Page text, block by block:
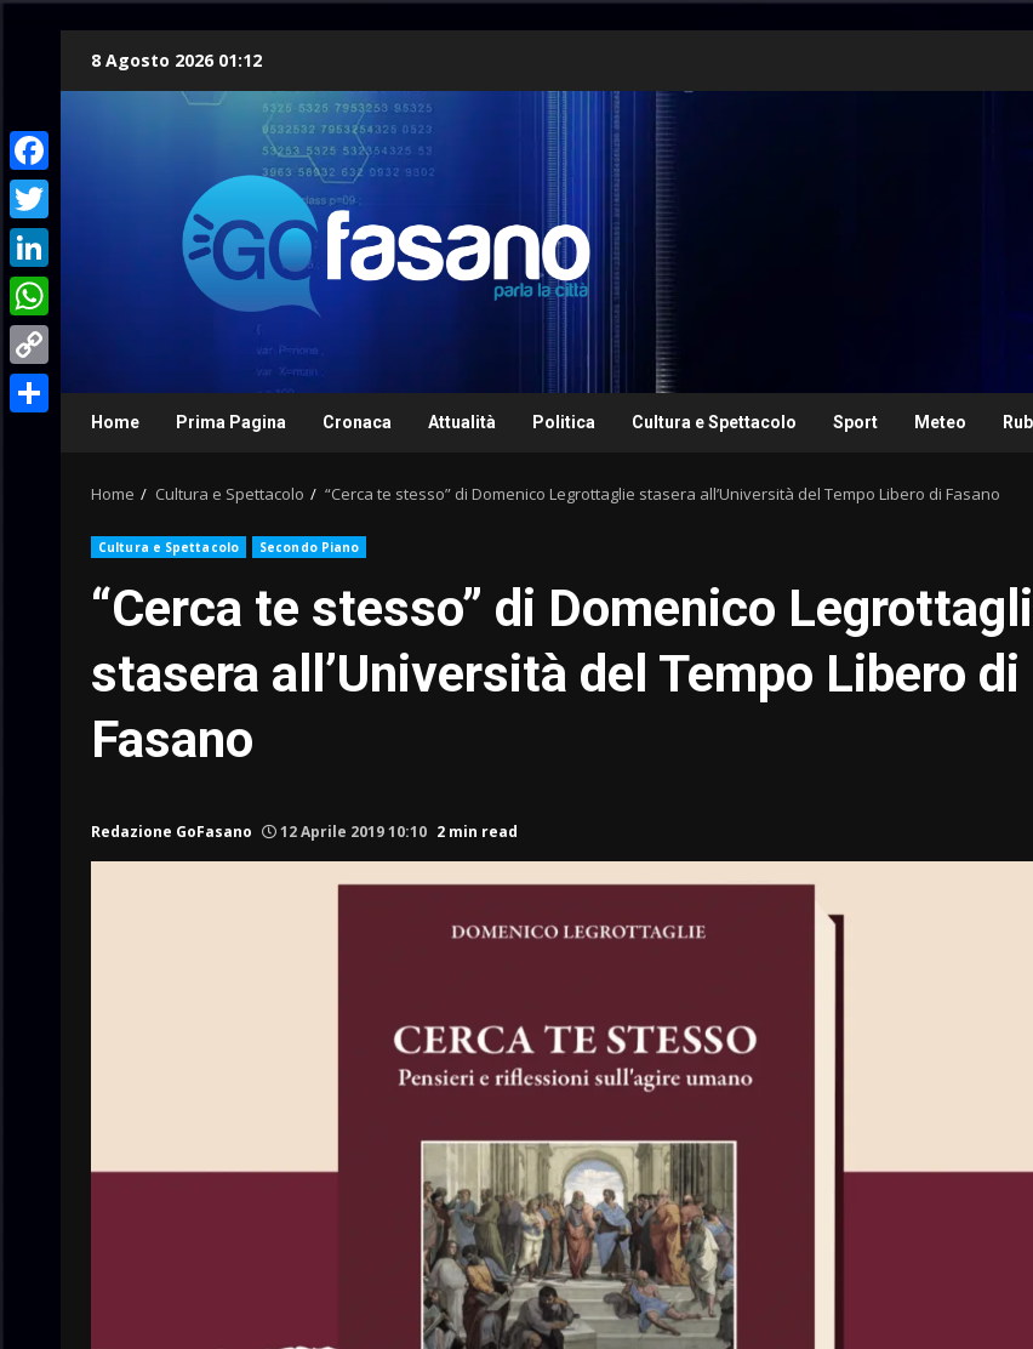
8 Agosto 2026 01:12
Home Prima Pagina Cronaca Attualità Politica Cultura e Spettacolo Sport Meteo
Home Cultura e Spettacolo “Cerca te stesso” di Domenico Legrottaglie stasera all’Università del Tempo Libero di Fasano
Cultura e Spettacolo Secondo Piano
“Cerca te stesso” di Domenico
stasera all’Università del Tempo Libero di
Fasano
Redazione GoFasano 12 Aprile 2019 10:10 2 min read
Facebook
Twitter
LinkedIn
WhatsApp
Copy